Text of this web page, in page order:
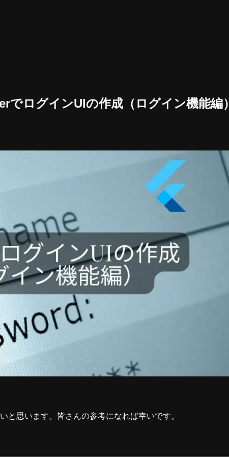
でログインUIの作成（ログイン機能編）
と思います。皆さんの参考になれば幸いです。